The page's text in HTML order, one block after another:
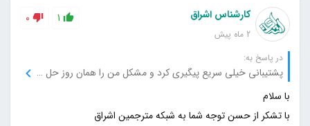
کارشناس اشراق
2 ماه پیش
1
0
در پاسخ به:
پشتیبانی خیلی سریع پیگیری کرد و مشکل من را همان روز حل کرد.